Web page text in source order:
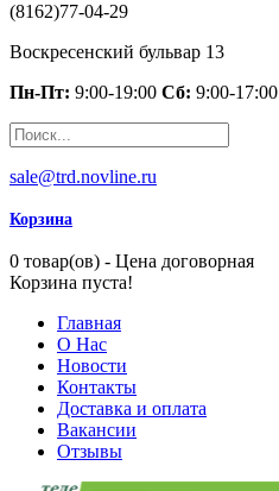
(8162)77-04-29
Воскресенский бульвар 13
Пн-Пт: 9:00-19:00 Сб: 9:00-17:00
sale@trd.novline.ru
Корзина
0 товар(ов) - Цена договорная
Корзина пуста!
Главная
О Нас
Новости
Контакты
Доставка и оплата
Вакансии
Отзывы